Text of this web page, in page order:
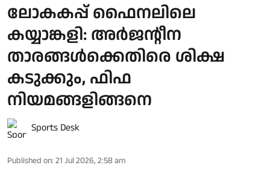
ലോകകപ്പ് ഫൈനലിലെ
കയ്യാങ്കളി: അർജന്റീന
താരങ്ങൾക്കെതിരെ ശിക്ഷ
കടുക്കും, ഫിഫ
നിയമങ്ങളിങ്ങനെ
Sports Desk
Published on: 21 Jul 2026, 2:58 am